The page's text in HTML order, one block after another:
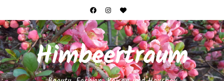
Himbeertraum